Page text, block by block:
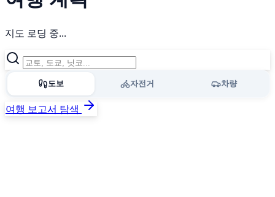
지도 로딩 중...
도보 자전거 차량
여행 보고서 탐색